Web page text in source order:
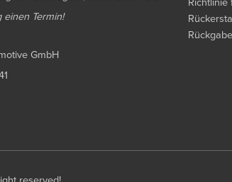
Termin!
GmbH